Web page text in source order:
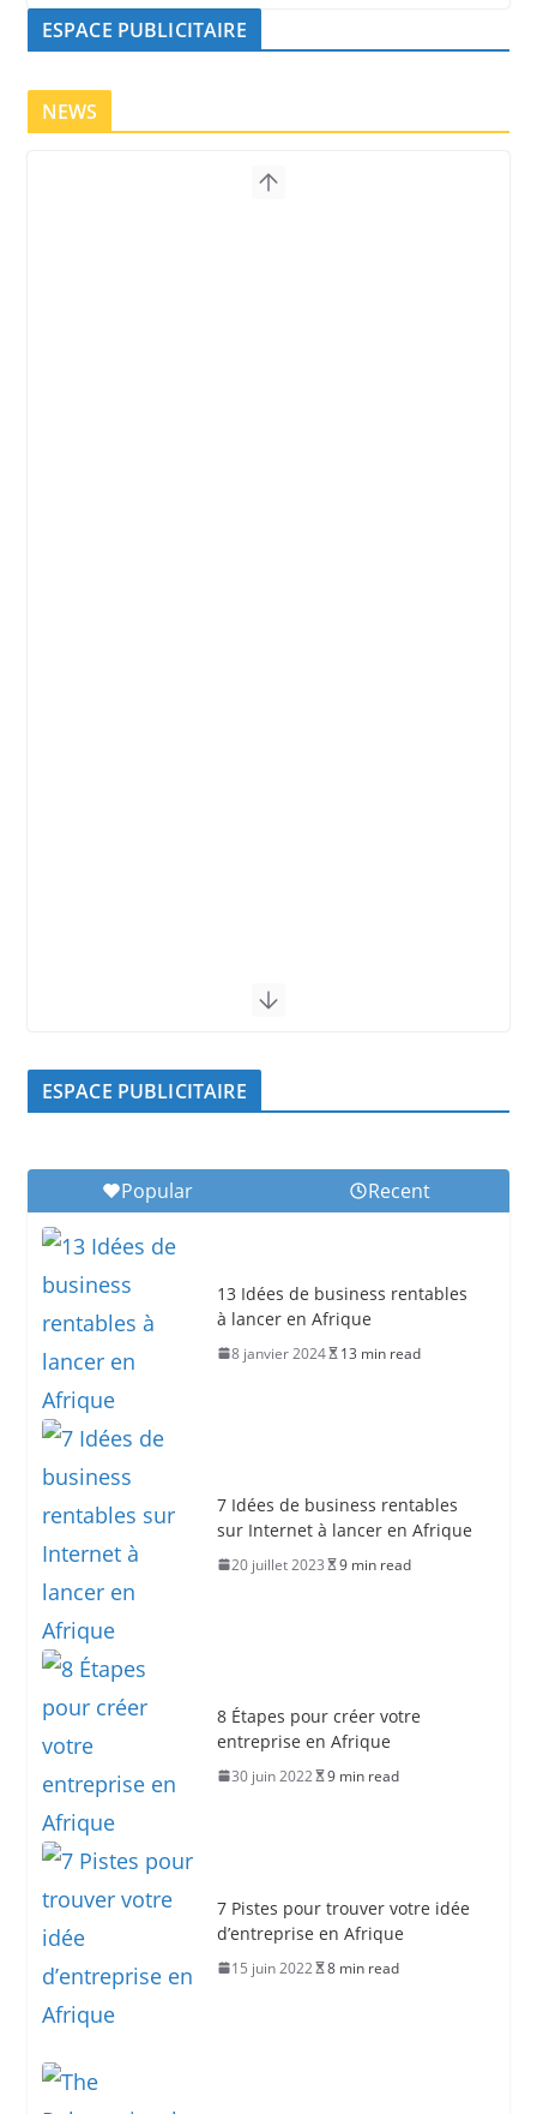
ESPACE PUBLICITAIRE
NEWS
ESPACE PUBLICITAIRE
Popular Recent
13 Idées de business rentables
à lancer en Afrique
8 janvier 2024 13 min read
7 Idées de business rentables
sur Internet à lancer en Afrique
20 juillet 2023 9 min read
8 Étapes pour créer votre
entreprise en Afrique
30 juin 2022 9 min read
7 Pistes pour trouver votre idée
d’entreprise en Afrique
15 juin 2022 8 min read